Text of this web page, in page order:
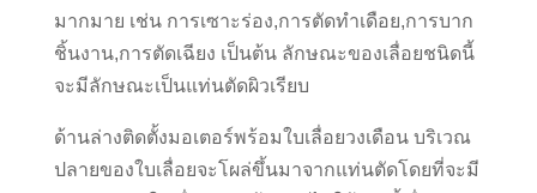
มากมาย เช่น การเซาะร่อง,การตัดทำเดือย,การบาก
ชิ้นงาน,การตัดเฉียง เป็นต้น ลักษณะของเลื่อยชนิดนี้
จะมีลักษณะเป็นแท่นตัดผิวเรียบ
ด้านล่างติดตั้งมอเตอร์พร้อมใบเลื่อยวงเดือน บริเวณ
ปลายของใบเลื่อยจะโผล่ขึ้นมาจากแท่นตัดโดยที่จะมี